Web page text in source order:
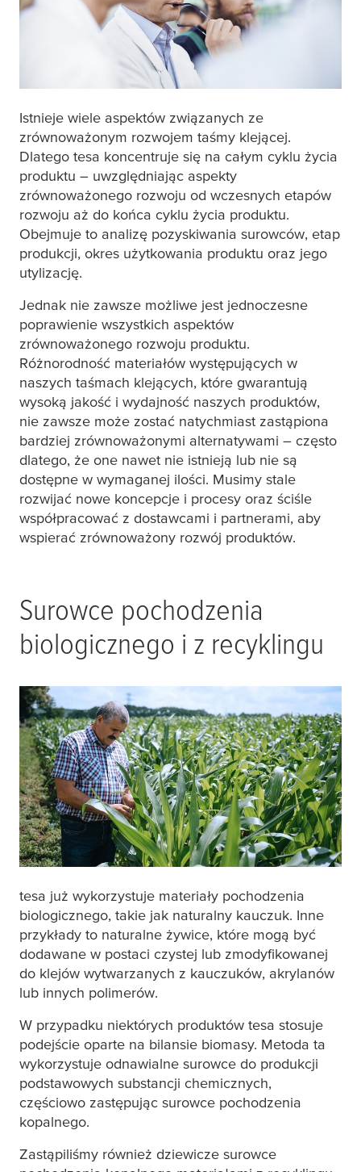
Istnieje wiele aspektów związanych ze
zrównoważonym rozwojem taśmy klejącej.
Dlatego tesa koncentruje się na całym cyklu życia
produktu – uwzględniając aspekty
zrównoważonego rozwoju od wczesnych etapów
rozwoju aż do końca cyklu życia produktu.
Obejmuje to analizę pozyskiwania surowców, etap
produkcji, okres użytkowania produktu oraz jego
utylizację.
Jednak nie zawsze możliwe jest jednoczesne
poprawienie wszystkich aspektów
zrównoważonego rozwoju produktu.
Różnorodność materiałów występujących w
naszych taśmach klejących, które gwarantują
wysoką jakość i wydajność naszych produktów,
nie zawsze może zostać natychmiast zastąpiona
bardziej zrównoważonymi alternatywami – często
dlatego, że one nawet nie istnieją lub nie są
dostępne w wymaganej ilości. Musimy stale
rozwijać nowe koncepcje i procesy oraz ściśle
współpracować z dostawcami i partnerami, aby
wspierać zrównoważony rozwój produktów.
Surowce pochodzenia
biologicznego i z recyklingu
tesa już wykorzystuje materiały pochodzenia
biologicznego, takie jak naturalny kauczuk. Inne
przykłady to naturalne żywice, które mogą być
dodawane w postaci czystej lub zmodyfikowanej
do klejów wytwarzanych z kauczuków, akrylanów
lub innych polimerów.
W przypadku niektórych produktów tesa stosuje
podejście oparte na bilansie biomasy. Metoda ta
wykorzystuje odnawialne surowce do produkcji
podstawowych substancji chemicznych,
częściowo zastępując surowce pochodzenia
kopalnego.
Zastąpiliśmy również dziewicze surowce